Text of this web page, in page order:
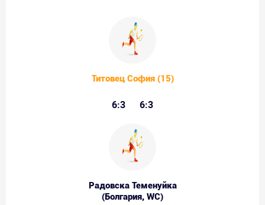
Титовец София (15)
6:3 6:3
Радовска Теменуйка
(Болгария, WC)